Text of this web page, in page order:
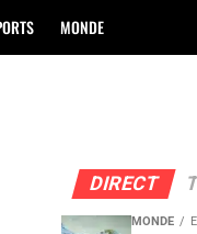
MONDE
DIRECT
MONDE